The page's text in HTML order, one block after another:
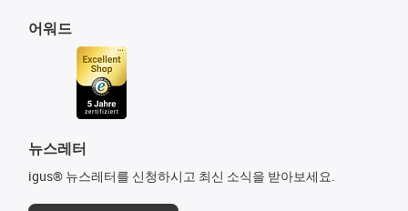
어워드
뉴스레터
igus® 뉴스레터를 신청하시고 최신 소식을 받아보세요.